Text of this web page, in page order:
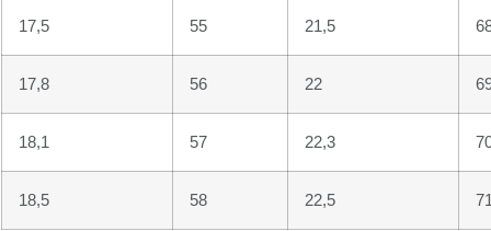
17,5 55 21,5
17,8 56 22
18,1 57 22,3
18,5 58 22,5